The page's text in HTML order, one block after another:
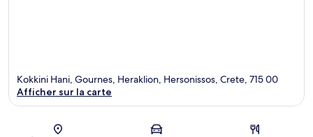
Carte
Kokkini Hani, Gournes, Heraklion, Hersonissos, Crete, 715 00
Afficher sur la carte